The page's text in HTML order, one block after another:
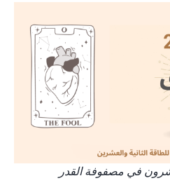
في مصفوفة القدر